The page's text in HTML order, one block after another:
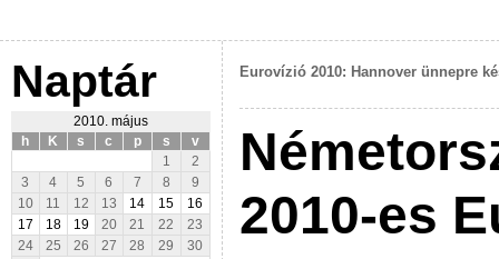
Naptár
2010. május
h
K s c p s
v
1
2
3
4 5 6 7 8
9
10
11 12 13 14 15
16
17
18 19 20 21 22
23
24
25 26 27 28 29
30
Eurovízió 2010: Hannover ünnepre
2010-es